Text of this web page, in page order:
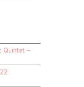
Quintet –